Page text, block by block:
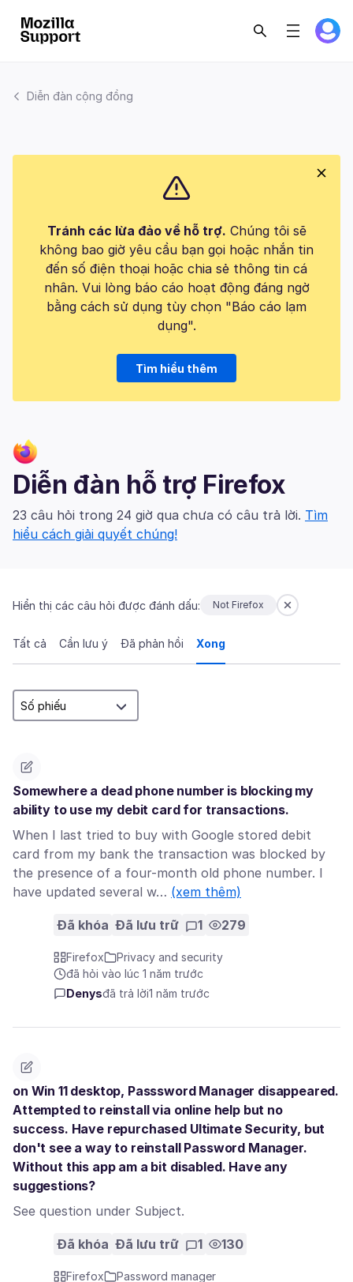
Diễn đàn cộng đồng
Tránh các lừa đảo về hỗ trợ. Chúng tôi sẽ
không bao giờ yêu cầu bạn gọi hoặc nhắn tin
đến số điện thoại hoặc chia sẻ thông tin cá
nhân. Vui lòng báo cáo hoạt động đáng ngờ
bằng cách sử dụng tùy chọn "Báo cáo lạm
dụng".
Tìm hiểu thêm
Diễn đàn hỗ trợ Firefox
23 câu hỏi trong 24 giờ qua chưa có câu trả lời. Tìm
hiểu cách giải quyết chúng!
Hiển thị các câu hỏi được đánh dấu: Not Firefox
Tất cả Cần lưu ý Đã phản hồi Xong
Somewhere a dead phone number is blocking my
ability to use my debit card for transactions.
When I last tried to buy with Google stored debit
card from my bank the transaction was blocked by
the presence of a four-month old phone number. I
have updated several w… (xem thêm)
Đã khóa Đã lưu trữ 1 279
Firefox
Privacy and security
đã hỏi vào lúc 1 năm trước
Denysđã trả lời1 năm trước
on Win 11 desktop, Passsword Manager disappeared.
Attempted to reinstall via online help but no
success. Have repurchased Ultimate Security, but
don't see a way to reinstall Password Manager.
Without this app am a bit disabled. Have any
suggestions?
See question under Subject.
Đã khóa Đã lưu trữ 1 130
Firefox
Password manager